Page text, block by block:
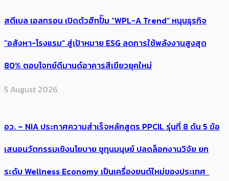
สตีเบล เอลทรอน เปิดตัวฮีทปั๊ม “WPL-A Trend” หนุนธุรกิจ
“อสังหา-โรงแรม” สู่เป้าหมาย ESG ลดการใช้พลังงานสูงสุด
80% ตอบโจทย์ดีมานด์อาคารสีเขียวยุคใหม่
5 August 2026
อว. – NIA ประกาศความสำเร็จหลักสูตร PPCIL รุ่นที่ 8 ดัน 5 ข้อ
เสนอนวัตกรรมเชิงนโยบาย ชูทุนมนุษย์ ปลดล็อกงานวิจัย ยก
ระดับ Wellness Economy เป็นเครื่องยนต์ใหม่ของประเทศ